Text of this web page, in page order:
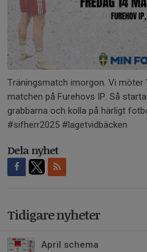
Träningsmatch imorgon. Vi
matchen på Furehovs IP. Så
grabbarna och kolla på härligt
#sifherr2025 #lagetvidbäcken
Dela nyhet
Tidigare nyheter
April schema